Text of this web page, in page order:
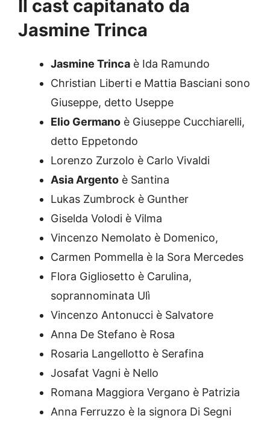
Il cast capitanato da
Jasmine Trinca
Jasmine Trinca è Ida Ramundo
Christian Liberti e Mattia Basciani sono
Giuseppe, detto Useppe
Elio Germano è Giuseppe Cucchiarelli,
detto Eppetondo
Lorenzo Zurzolo è Carlo Vivaldi
Asia Argento è Santina
Lukas Zumbrock è Gunther
Giselda Volodi è Vilma
Vincenzo Nemolato è Domenico,
Carmen Pommella è la Sora Mercedes
Flora Gigliosetto è Carulina,
soprannominata Ulì
Vincenzo Antonucci è Salvatore
Anna De Stefano è Rosa
Rosaria Langellotto è Serafina
Josafat Vagni è Nello
Romana Maggiora Vergano è Patrizia
Anna Ferruzzo è la signora Di Segni